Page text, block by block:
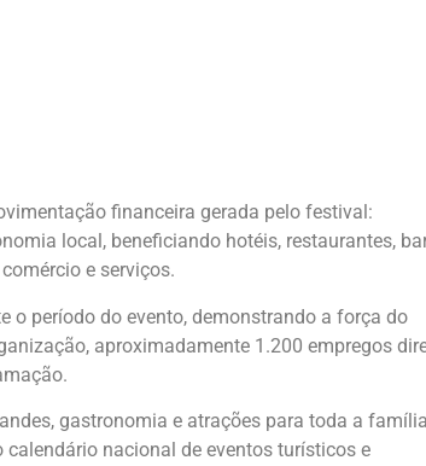
financeira gerada pelo festival:
local, beneficiando hotéis, restaurantes,
e serviços.
o período do evento, demonstrando a força do
aproximadamente 1.200 empregos
gastronomia e atrações para toda a
calendário nacional de eventos turísticos e